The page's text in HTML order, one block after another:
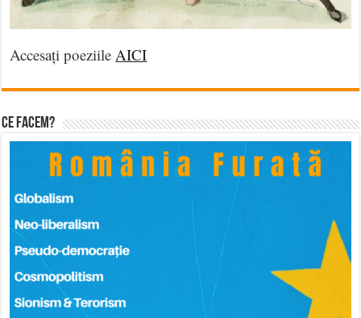
Accesați poeziileAICI
Ce facem?